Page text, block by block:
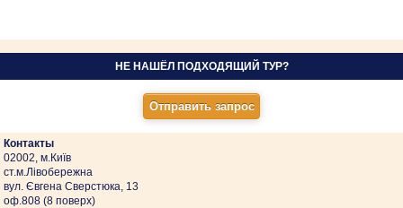
НЕ НАШЁЛ ПОДХОДЯЩИЙ ТУР?
Контакты
02002, м.Київ
ст.м.Лівобережна
вул. Євгена Сверстюка, 13
оф.808 (8 поверх)